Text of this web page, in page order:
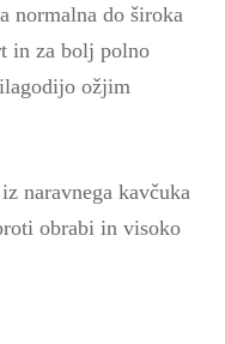
normalna do široka
in za bolj polno
ožjim
naravnega kavčuka
obrabi in visoko